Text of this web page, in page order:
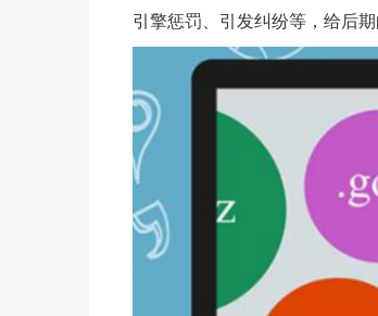
引擎惩罚、引发纠纷等，给后